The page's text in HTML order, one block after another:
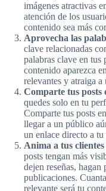
imágenes atractivas
atención de los
contenido sea más
Aprovecha las
clave relacionadas
palabras clave en tus
contenido aparezca
relevantes y atraiga
Comparte tus posts
quedes solo en tu
Comparte tus posts
llegar a un público
un enlace directo a
Anima a tus
posts tengan más
dejen reseñas, hagan
publicaciones.
relevante será tu